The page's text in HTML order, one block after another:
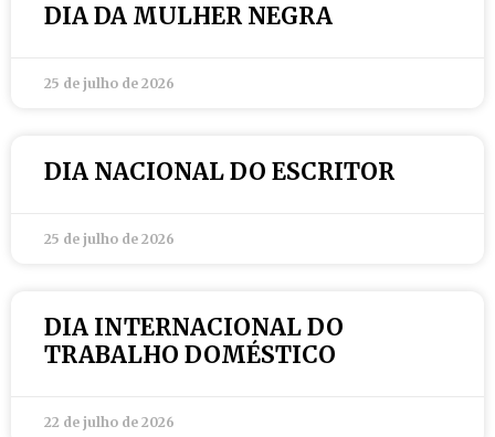
DIA DA MULHER NEGRA
25 de julho de 2026
DIA NACIONAL DO ESCRITOR
25 de julho de 2026
DIA INTERNACIONAL DO
TRABALHO DOMÉSTICO
22 de julho de 2026